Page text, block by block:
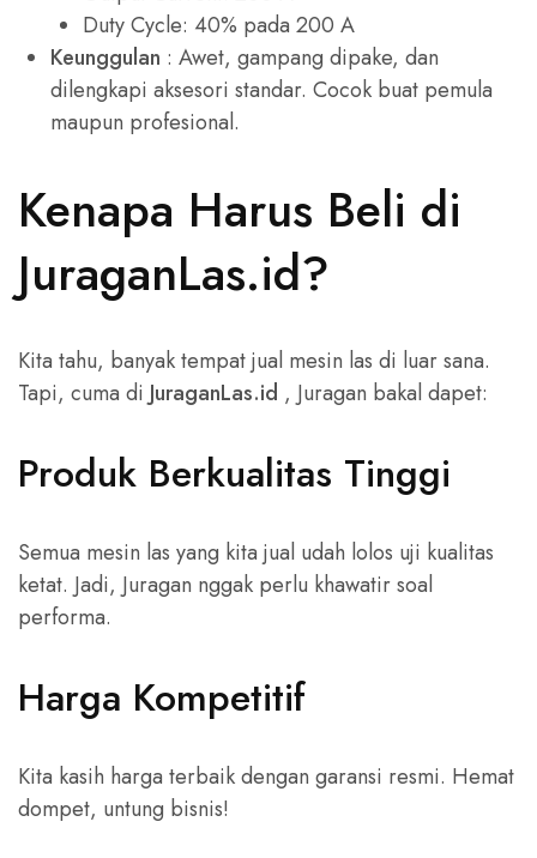
Duty Cycle: 40% pada 200 A
Keunggulan : Awet, gampang dipake, dan
dilengkapi aksesori standar. Cocok buat pemula
maupun profesional.
Kenapa Harus Beli di
JuraganLas.id?
Kita tahu, banyak tempat jual mesin las di luar sana.
Tapi, cuma di JuraganLas.id , Juragan bakal dapet:
Produk Berkualitas Tinggi
Semua mesin las yang kita jual udah lolos uji kualitas
ketat. Jadi, Juragan nggak perlu khawatir soal
performa.
Harga Kompetitif
Kita kasih harga terbaik dengan garansi resmi. Hemat
dompet, untung bisnis!